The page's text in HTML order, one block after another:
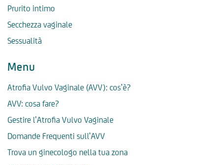
Prurito intimo
Secchezza vaginale
Sessualità
Menu
Atrofia Vulvo Vaginale (AVV): cos’è?
AVV: cosa fare?
Gestire l’Atrofia Vulvo Vaginale
Domande Frequenti sull’AVV
Trova un ginecologo nella tua zona